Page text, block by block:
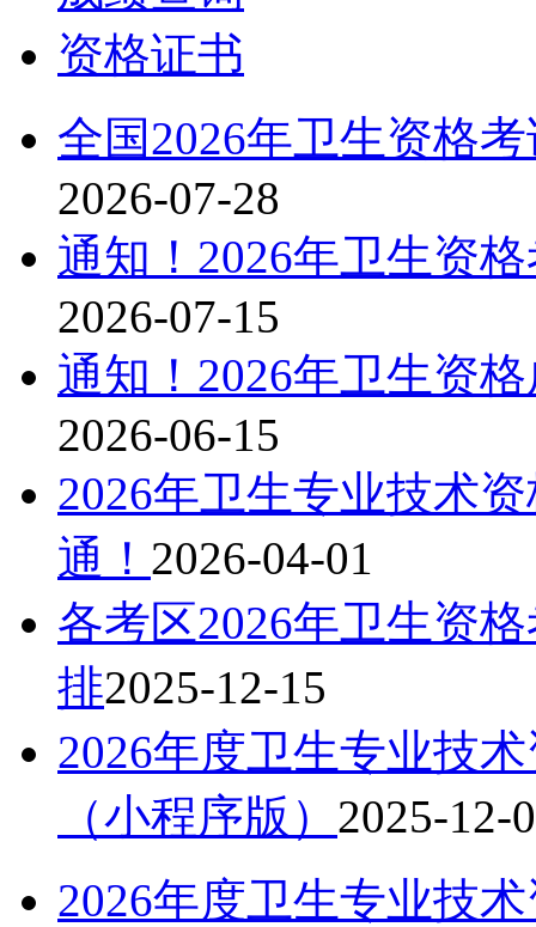
资格证书
全国2026年卫生资格
2026-07-28
通知！2026年卫生资
2026-07-15
通知！2026年卫生资
2026-06-15
2026年卫生专业技术
通！ 2026-04-01
各考区2026年卫生资
排2025-12-15
2026年度卫生专业技
（小程序版） 2025-12-
2026年度卫生专业技